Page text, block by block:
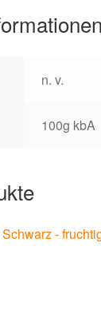
n. v.
100g kbA